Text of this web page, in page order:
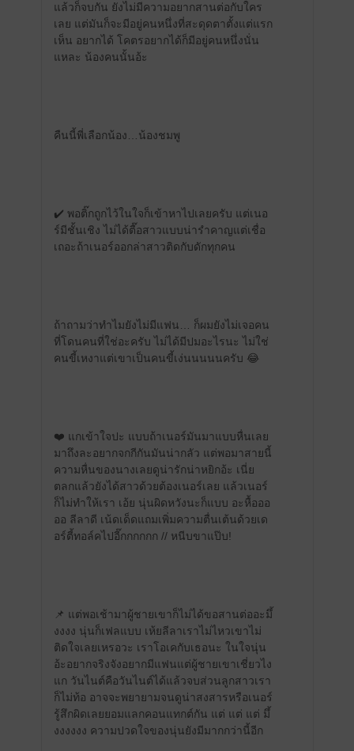
แล้วก็จบกัน ยังไม่มีความอยากสานต่อกับใคร
เลย แต่มันก็จะมีอยู่คนหนึ่งที่สะดุดตาตั้งแต่แรก
เห็น อยากได้ โคตรอยากได้ก็มีอยู่คนหนึ่งนั่น
แหละ น้องคนนั้นอ้ะ
คืนนี้พี่เลือกน้อง…น้องชมพู
✔️ พอติ๊กถูกไว้ในใจก็เข้าหาไปเลยครับ แต่เนอ
ร์มีชั้นเชิง ไม่ได้ตื๊อสาวแบบน่ารำคาญแต่เชื่อ
เถอะถ้าเนอร์ออกล่าสาวติดกับดักทุกคน
ถ้าถามว่าทำไมยังไม่มีแฟน… ก็ผมยังไม่เจอคน
ที่โดนคนที่ใช่อะครับ ไม่ได้มีปมอะไรนะ ไม่ใช่
คนขี้เหงาแต่เขาเป็นคนขี้เง่นนนนนครับ 😂
❤️ แกเข้าใจปะ แบบถ้าเนอร์มันมาแบบหื่นเลย
มาถึงละอยากจกกีกันมันน่ากลัว แต่พอมาสายนี้
ความหื่นของนางเลยดูน่ารักน่าหยิกอ้ะ เนี่ย
ตลกแล้วยังได้สาวด้วยต้องเนอร์เลย แล้วเนอร์
ก็ไม่ทำให้เรา เอ้ย นุ่นผิดหวังนะก็แบบ อะหื้อออ
ออ ลีลาดี เน้ดเด็ดแถมเพิ่มความตื่นเต้นด้วยเด
อร์ตี้ทอล์คไปอี๊กกกกกก // หนีบขาแป๊บ!
📌 แต่พอเช้ามาผู้ชายเขาก็ไม่ได้ขอสานต่ออะมึ้
งงงง นุ่นก็เฟลแบบ เห้ยลีลาเราไม่ไหวเขาไม่
ติดใจเลยเหรอวะ เราโอเคกับเธอนะ ในใจนุ่น
อ้ะอยากจริงจังอยากมีแฟนแต่ผู้ชายเขาเชี่ยวไง
แก วันไนต์คือวันไนต์ได้แล้วจบส่วนลูกสาวเรา
ก็ไม่ท้อ อาจจะพยายามจนดูน่าสงสารหรือเนอร์
รู้สึกผิดเลยยอมแลกคอนแทกต์กัน แต่ แต่ แต่ มึ้
งงงงงง ความปวดใจของนุ่นยังมีมากกว่านี้อีก